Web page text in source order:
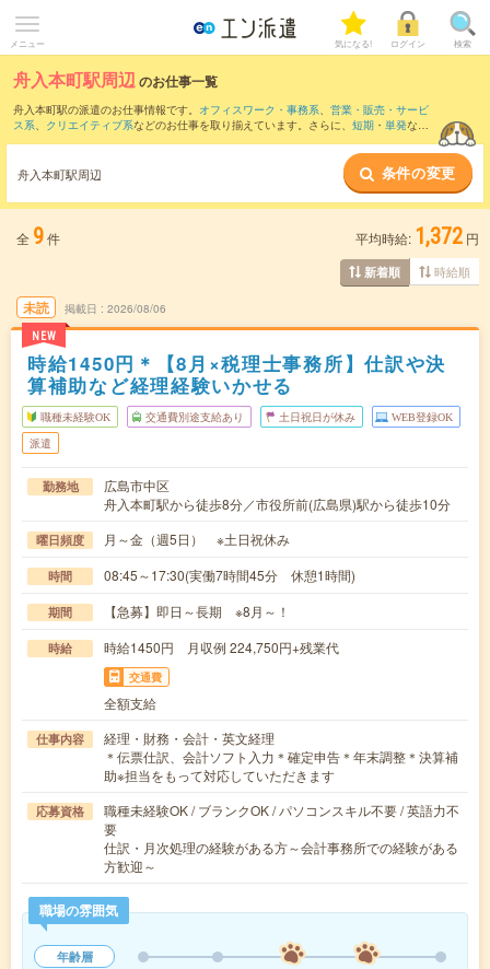
メニュー 気になる! ログイン 検索
舟入本町駅周辺のお仕事一覧
舟入本町駅の派遣のお仕事情報です。 オフィスワーク・事務系、 営業・販売・サービ
ス系、 クリエイティブ系などのお仕事を取り揃えています。さらに、 短期 ・ 単発など
また、広島駅・本通駅 紙屋町西駅
など近隣駅のお仕
事もご確認いただけます。
舟入本町駅周辺 条件の変更
全 9件 平均時給: 1,372 円
新着順 時給順
未読
NEW
掲載日 2026/08/06
時給1450円＊【8月×税理士事務所】仕訳や決
算補助など経理経験いかせる
職種未経験OK 交通費別途支給あり 土日祝日が休み WEB登録OK
派遣
勤務地
広島市中区
舟入本町駅から徒歩8分／市役所前(広島県)駅から徒歩10分
曜日頻度 月～金（週5日） ※土日祝休み
時間 08:45～17:30(実働7時間45分 休憩1時間)
期間 【急募】即日～長期 ※8月～！
時給 時給1450円 月収例 224,750円+残業代
交通費
全額支給
仕事内容
経理・財務・会計・英文経理
＊伝票仕訳、会計ソフト入力＊確定申告＊年末調整＊決算補
助※担当をもって対応していただきます
応募資格
職種未経験OK / ブランクOK / パソコンスキル不要 / 英語力不
要
仕訳・月次処理の経験がある方～会計事務所での経験がある
方歓迎～
職場の雰囲気
年齢層